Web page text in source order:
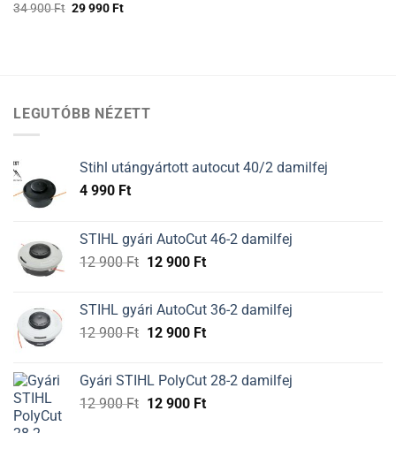
34 900Ft 29 990Ft
LEGUTÓBB NÉZETT
Stihl utángyártott autocut 40/2 damilfej
4 990 Ft
STIHL gyári AutoCut 46-2 damilfej
12 900Ft Original
12
900 Ft.
12 900 FtCurrent
12
900 Ft.
STIHL gyári AutoCut 36-2 damilfej
12 900Ft Original
12
900 Ft.
12 900 FtCurrent
12
900 Ft.
Gyári STIHL PolyCut 28-2 damilfej
12 900Ft Original
12 900 FtCurrent